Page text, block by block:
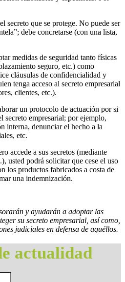
secreto que se protege. No puede ser
debe concretarse (con una lista,
medidas de seguridad tanto físicas
seguro, etc.) como
cláusulas de confidencialidad y
tenga acceso al secreto empresarial
clientes, etc.).
un protocolo de actuación por si
secreto empresarial; por ejemplo,
interna, denunciar el hecho a la
etc.
accede a sus secretos (mediante
usted podrá solicitar que cese el uso
los productos fabricados a costa de
una indemnización.
y ayudarán a adoptar las
su secreto empresarial, así como,
judiciales en defensa de aquéllos.
actualidad